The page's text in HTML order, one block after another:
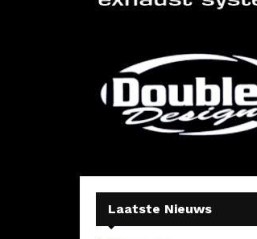
Laatste Nieuws